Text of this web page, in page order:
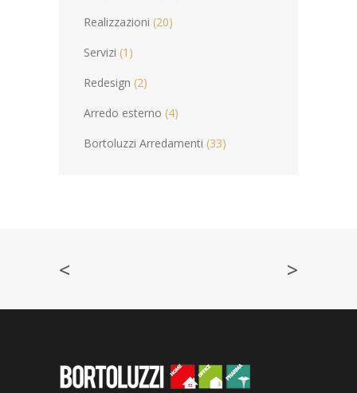
Realizzazioni (20)
Servizi (1)
Redesign (2)
Arredo esterno (4)
Bortoluzzi Arredamenti (33)
< >